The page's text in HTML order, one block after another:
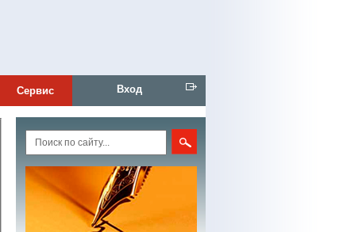
Сервис Вход